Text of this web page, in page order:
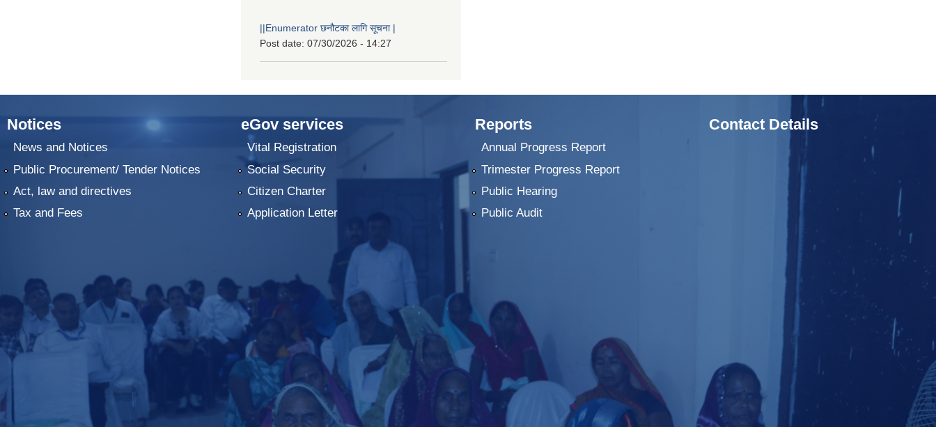
||Enumerator छनौटका लागि सूचना |
Post date: 07/30/2026 - 14:27
Notices
News and Notices
Public Procurement/ Tender Notices
Act, law and directives
Tax and Fees
eGov services
Vital Registration
Social Security
Citizen Charter
Application Letter
Reports
Annual Progress Report
Trimester Progress Report
Public Hearing
Public Audit
Contact Details